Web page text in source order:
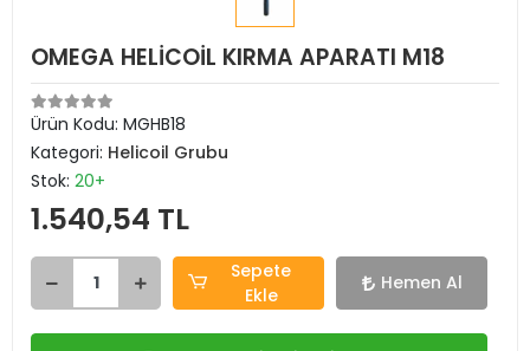
OMEGA HELİCOİL KIRMA APARATI M18
Ürün Kodu: MGHB18
Kategori: Helicoil Grubu
Stok: 20+
1.540,54 TL
Sepete
Ekle
Hemen Al